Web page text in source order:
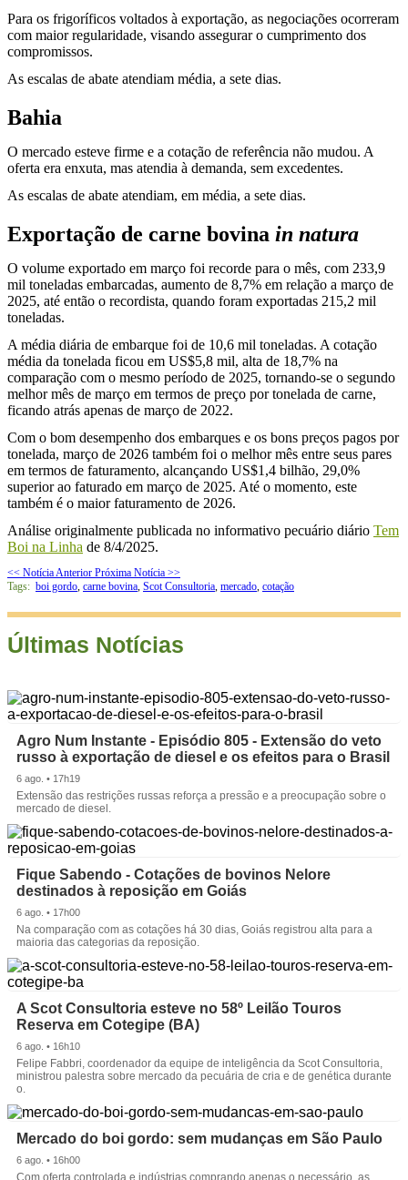
Para os frigoríficos voltados à exportação, as negociações ocorreram
com maior regularidade, visando assegurar o cumprimento dos
compromissos.
As escalas de abate atendiam média, a sete dias.
Bahia
O mercado esteve firme e a cotação de referência não mudou. A
oferta era enxuta, mas atendia à demanda, sem excedentes.
As escalas de abate atendiam, em média, a sete dias.
Exportação de carne bovina in natura
O volume exportado em março foi recorde para o mês, com 233,9
mil toneladas embarcadas, aumento de 8,7% em relação a março de
2025, até então o recordista, quando foram exportadas 215,2 mil
toneladas.
A média diária de embarque foi de 10,6 mil toneladas. A cotação
média da tonelada ficou em US$5,8 mil, alta de 18,7% na
comparação com o mesmo período de 2025, tornando-se o segundo
melhor mês de março em termos de preço por tonelada de carne,
ficando atrás apenas de março de 2022.
Com o bom desempenho dos embarques e os bons preços pagos por
tonelada, março de 2026 também foi o melhor mês entre seus pares
em termos de faturamento, alcançando US$1,4 bilhão, 29,0%
superior ao faturado em março de 2025. Até o momento, este
também é o maior faturamento de 2026.
Análise originalmente publicada no informativo pecuário diário Tem
Boi na Linha de 8/4/2025.
<< Notícia Anterior Próxima Notícia >>
Tags: boi gordo carne bovina Scot Consultoria mercado cotação
Últimas Notícias
Agro Num Instante - Episódio 805 - Extensão do veto
russo à exportação de diesel e os efeitos para o Brasil
6 ago. • 17h19
Extensão das restrições russas reforça a pressão e a preocupação sobre o
mercado de diesel.
Fique Sabendo - Cotações de bovinos Nelore
destinados à reposição em Goiás
6 ago. • 17h00
Na comparação com as cotações há 30 dias, Goiás registrou alta para a
maioria das categorias da reposição.
A Scot Consultoria esteve no 58º Leilão Touros
Reserva em Cotegipe (BA)
6 ago. • 16h10
Felipe Fabbri, coordenador da equipe de inteligência da Scot Consultoria,
ministrou palestra sobre mercado da pecuária de cria e de genética durante
o.
Mercado do boi gordo: sem mudanças em São Paulo
6 ago. • 16h00
Com oferta controlada e indústrias comprando apenas o necessário, as